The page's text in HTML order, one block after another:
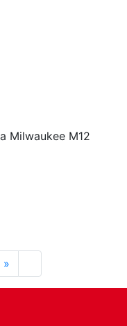
Milwaukee M12
»